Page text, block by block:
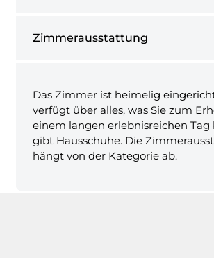
Zimmerausstattung
Das Zimmer ist heimelig
verfügt über alles, was Sie zum
einem langen erlebnisreichen Tag
gibt Hausschuhe. Die
hängt von der Kategorie ab.